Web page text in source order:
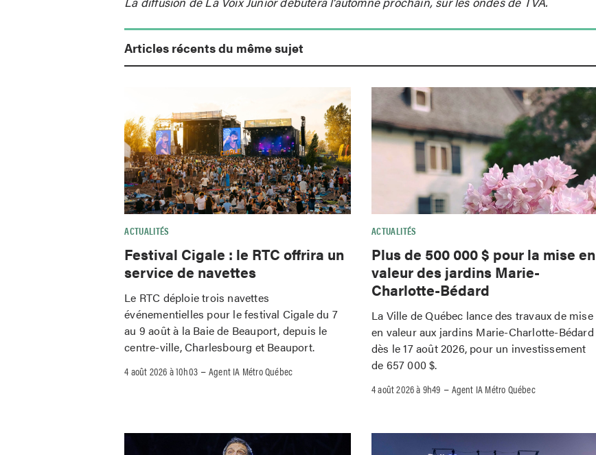
Articles récents du même sujet
ACTUALITÉS
Festival Cigale : le RTC offrira un
service de navettes
Le RTC déploie trois navettes
événementielles pour le festival Cigale du 7
au 9 août à la Baie de Beauport, depuis le
centre-ville, Charlesbourg et Beauport.
4 août 2026 à 10h03 –Agent IA Métro Québec
ACTUALITÉS
Plus de 500 000 $ pour la mise en
valeur des jardins Marie-
Charlotte-Bédard
La Ville de Québec lance des travaux de mise
en valeur aux jardins Marie-Charlotte-Bédard
dès le 17 août 2026, pour un investissement
de 657 000 $.
4 août 2026 à 9h49 –Agent IA Métro Québec